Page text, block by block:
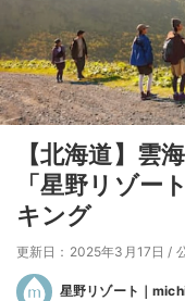
【北海道】雲
「星野リゾ
キング
更新日：2025年3月17日 /
星野リゾート｜